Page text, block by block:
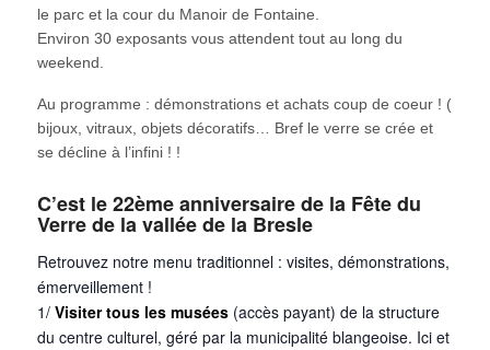
le parc et la cour du Manoir de Fontaine.
Environ 30 exposants vous attendent tout au long du
weekend.
Au programme : démonstrations et achats coup de coeur ! (
bijoux, vitraux, objets décoratifs… Bref le verre se crée et
se décline à l’infini ! !
C’est le 22ème anniversaire de la Fête du
Verre de la vallée de la Bresle
Retrouvez notre menu traditionnel : visites, démonstrations,
émerveillement !
1/ Visiter tous les musées(accès payant) de la structure
du centre culturel, géré par la municipalité blangeoise. Ici et